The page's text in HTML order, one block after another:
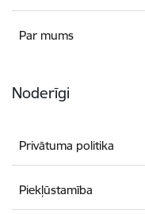
Par mums
Noderīgi
Privātuma politika
Piekļūstamība